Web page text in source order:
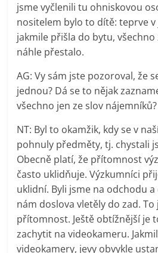
jsme vyčlenili tu ohniskovou
nositelem bylo to dítě: teprve
jakmile přišla do bytu, všechno
náhle přestalo.
AG: Vy sám jste pozoroval, že
jednou? Dá se to nějak
všechno jen ze slov nájemníků?
NT: Byl to okamžik, kdy se v
pohnuly předměty, tj. chystali
Obecně platí, že přítomnost
často uklidňuje. Výzkumníci
uklidní. Byli jsme na odchodu
nám doslova vletěly do zad. To
přítomnost. Ještě obtížnější je
zachytit na videokameru.
videokamery, jevy obvykle